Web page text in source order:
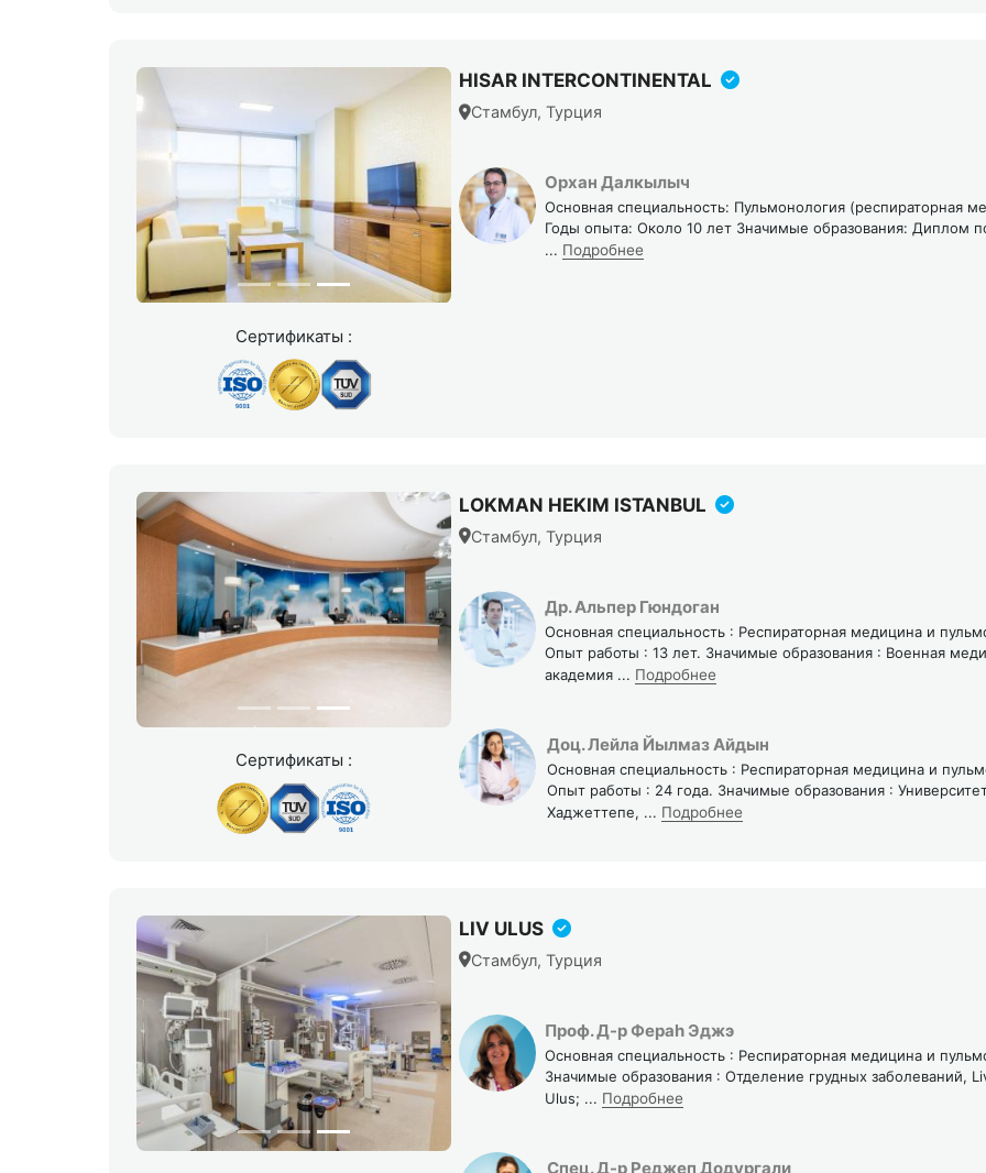
Сертификаты :
HISAR INTERCONTINENTAL
Стамбул, Турция
Орхан Далкылыч
Основная специальность: Пульмонология (респираторная
Годы опыта: Около 10 лет Значимые образования: Диплом
... Подробнее
Сертификаты :
LOKMAN HEKIM ISTANBUL
Стамбул, Турция
Др. Альпер Гюндоган
Основная специальность : Респираторная медицина и
Опыт работы : 13 лет. Значимые образования : Военная
академия ... Подробнее
Доц. Лейла Йылмаз Айдын
Основная специальность : Респираторная медицина и
Опыт работы : 24 года. Значимые образования :
Хаджеттепе, ... Подробнее
LIV ULUS
Стамбул, Турция
Проф. Д-р Фераh Эджэ
Основная специальность : Респираторная медицина и
Значимые образования : Отделение грудных заболеваний,
Ulus; ... Подробнее
Спец. Д-р Реджеп Додургали